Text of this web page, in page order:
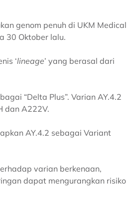
genom penuh di UKM Medical
30 Oktober lalu.
‘lineage’ yang berasal dari
“Delta Plus”. Varian AY.4.2
dan A222V.
AY.4.2 sebagai Variant
varian berkenaan,
dapat mengurangkan risiko